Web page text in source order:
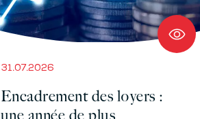
31.07.2026
Encadrement des loyers :
une année de plus